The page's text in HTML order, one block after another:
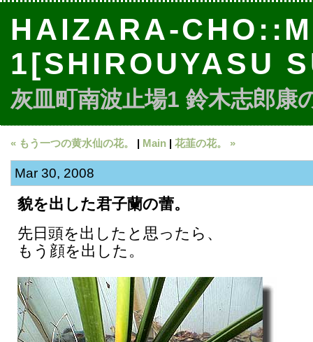
HAIZARA-
1[SHIROUYASU
灰皿町南波止場1 鈴木志郎
« もう一つの黄水仙の花。 | Main | 花韮の花。 »
Mar 30, 2008
貌を出した君子蘭の蕾。
先日頭を出したと思ったら、
もう顔を出した。